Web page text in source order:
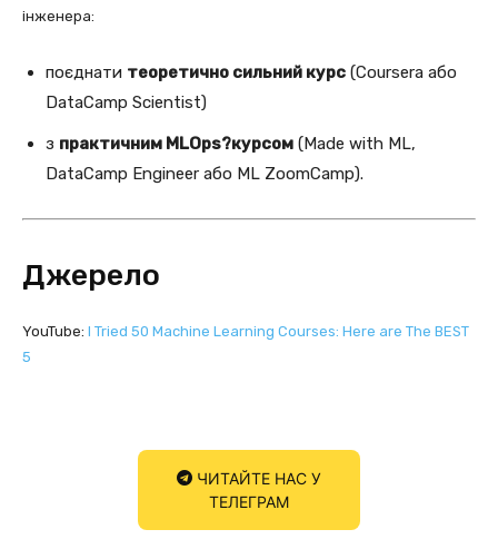
інженера:
поєднати теоретично сильний курс (Coursera або
DataCamp Scientist)
з практичним MLOps?курсом (Made with ML,
DataCamp Engineer або ML ZoomCamp).
Джерело
YouTube: I Tried 50 Machine Learning Courses: Here are The BEST
5
ЧИТАЙТЕ НАС У
ТЕЛЕГРАМ